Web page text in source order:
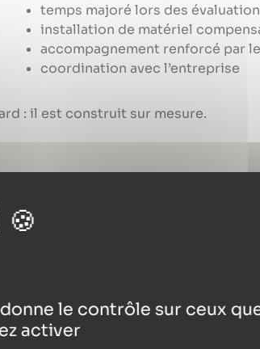
le contrôle sur ceux
activer
temps majoré lors des
installation de matériel
accompagnement renforcé par
coordination avec l’entreprise
: il est construit sur mesure.
générer du stress. A MENSA, on